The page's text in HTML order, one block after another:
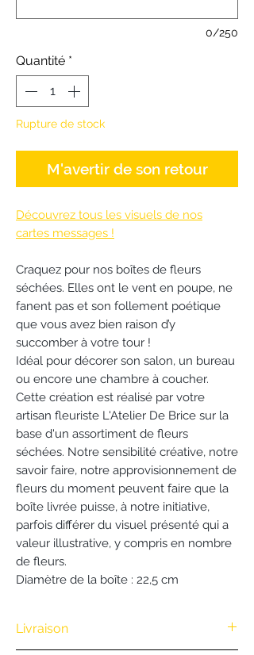
0/250
Quantité *
Rupture de stock
M'avertir de son retour
Découvrez tous les visuels de nos
cartes messages !
Craquez pour nos boîtes de fleurs
séchées. Elles ont le vent en poupe, ne
fanent pas et son follement poétique
que vous avez bien raison d’y
succomber à votre tour !
Idéal pour décorer son salon, un bureau
ou encore une chambre à coucher.
Cette création est réalisé par votre
artisan fleuriste L'Atelier De Brice sur la
base d'un assortiment de fleurs
séchées. Notre sensibilité créative, notre
savoir faire, notre approvisionnement de
fleurs du moment peuvent faire que la
boîte livrée puisse, à notre initiative,
parfois différer du visuel présenté qui a
valeur illustrative, y compris en nombre
de fleurs.
Diamètre de la boîte : 22,5 cm
Livraison